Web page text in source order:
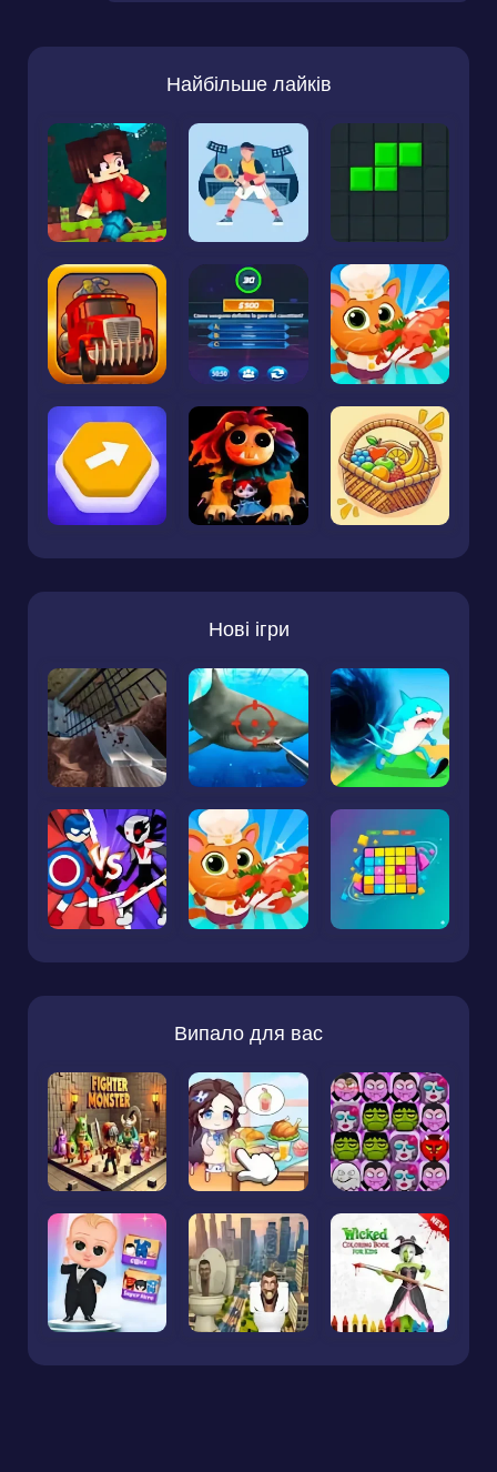
Найбільше лайків
Нові ігри
Випало для вас